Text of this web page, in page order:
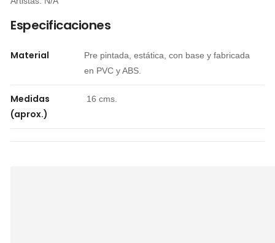
Especificaciones
Material
Pre pintada, estática, con base y fabricada
en PVC y ABS.
Medidas
(aprox.)
16 cms.